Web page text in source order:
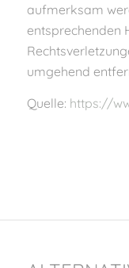
aufmerksam
entsprechenden
umgehend
Quelle: https://